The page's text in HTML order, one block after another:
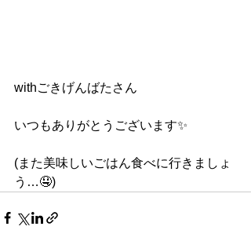
withごきげんばたさん
いつもありがとうございます✨
(また美味しいごはん食べに行きましょ
う…🤤)